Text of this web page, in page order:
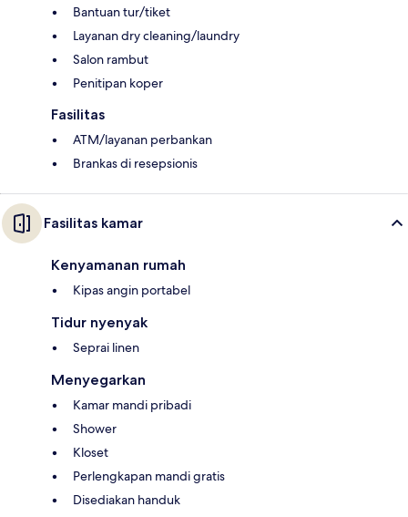
Bantuan tur/tiket
Layanan dry cleaning/laundry
Salon rambut
Penitipan koper
Fasilitas
ATM/layanan perbankan
Brankas di resepsionis
Fasilitas kamar
Kenyamanan rumah
Kipas angin portabel
Tidur nyenyak
Seprai linen
Menyegarkan
Kamar mandi pribadi
Shower
Kloset
Perlengkapan mandi gratis
Disediakan handuk